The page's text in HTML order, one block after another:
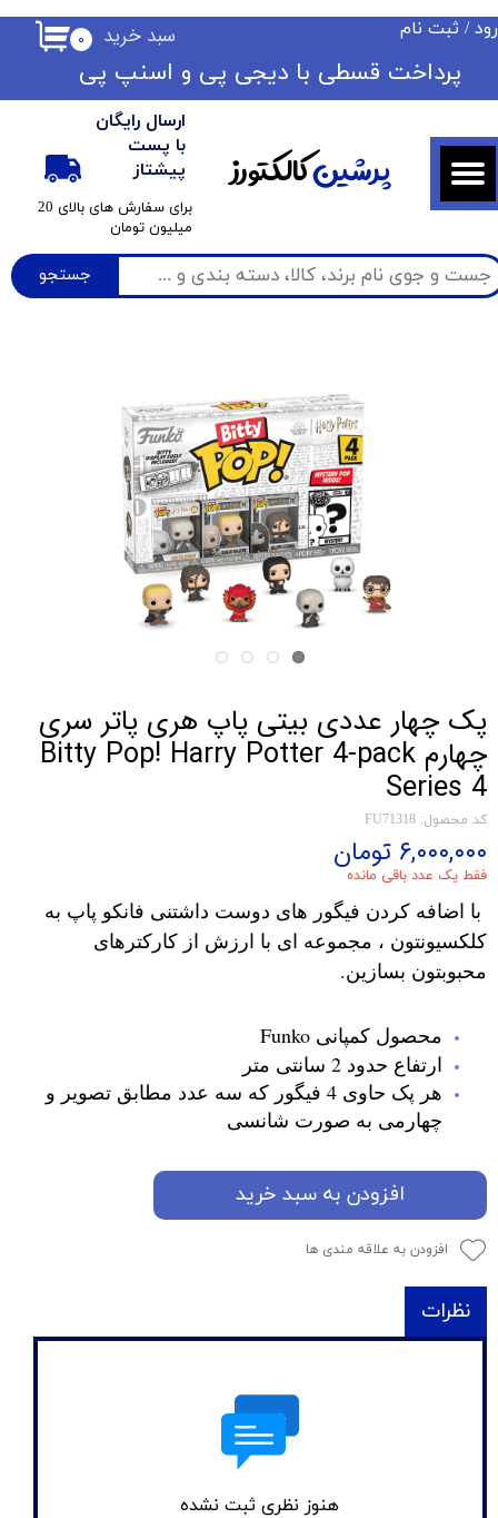
جستجو
ارسال رایگان
با پست
پیشتاز
​برای سفارش های بالای 20
میلیون تومان
۰ سبد خرید / ثبت نام
حساب کاربری من
تغییر گذر واژه
سفارشات
خروج از حساب کاربری
​​پرداخت قسطی با دیجی پی ​​​​​​​و اسنپ پی
پرشینکالکتورز
پک چهار عددی بیتی پاپ هری پاتر سری
چهارم Bitty Pop! Harry Potter 4-pack
Series 4
کد محصول: FU71318
۶,۰۰۰,۰۰۰ تومان
فقط یک عدد باقی مانده
با اضافه کردن فیگور های دوست داشتنی فانکو پاپ به
کلکسیونتون ، مجموعه ای با ارزش از کارکترهای
محبوبتون بسازین.
محصول کمپانی Funko
ارتفاع حدود 2 سانتی متر
هر پک حاوی 4 فیگور که سه عدد مطابق تصویر و
چهارمی به صورت شانسی
افزودن به سبد خرید
افزودن به علاقه مندی ها
نظرات
هنوز نظری ثبت نشده